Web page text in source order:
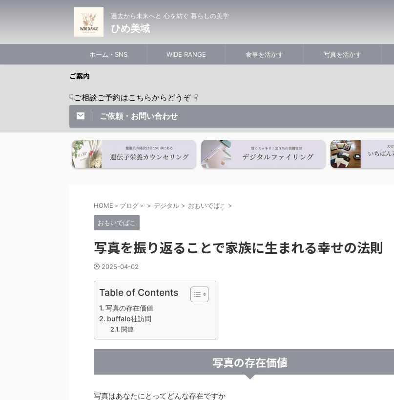
過去から未来へと 心を紡ぐ 暮らしの美学
ひめ美域
ホーム・SNS WIDE RANGE 食事を活かす 写真を活かす
ご案内
☟ご相談ご予約はこちらからどうぞ ☟
ご依頼・お問い合わせ
HOME＞ブログ＞ > デジタル > おもいでばこ >
おもいでばこ
写真を振り返ることで家族に生まれる幸せの法則
2025-04-02
Table of Contents
写真の存在価値
buffalo社訪問
関連
写真の存在価値
写真はあなたにとってどんな存在ですか